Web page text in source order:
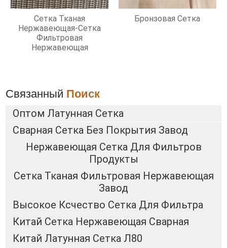
Сетка Тканая
Нержавеющая-Сетка
Фильтровая
Нержавеющая
Бронзовая Сетка
Связанный Поиск
Оптом Латунная Сетка
Сварная Сетка Без Покрытия Завод
Нержавеющая Сетка Для Фильтров
Продукты
Сетка Тканая Фильтровая Нержавеющая
Завод
Высокое Ксчество Сетка Для Фильтра
Китай Сетка Нержавеющая Сварная
Китай Латунная Сетка Л80